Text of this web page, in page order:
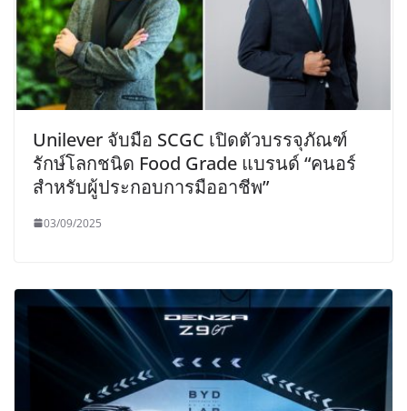
Unilever จับมือ SCGC เปิดตัวบรรจุภัณฑ์
รักษ์โลกชนิด Food Grade แบรนด์ “คนอร์
สำหรับผู้ประกอบการมืออาชีพ”
03/09/2025